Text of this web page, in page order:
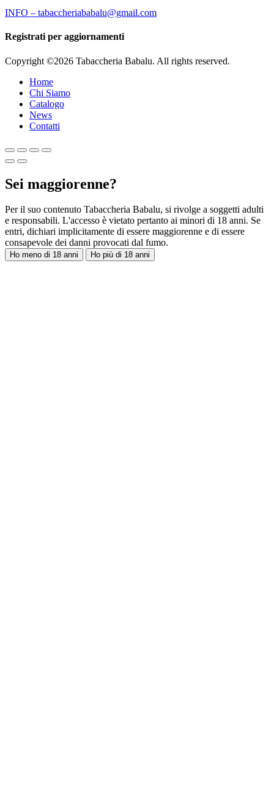
INFO – tabaccheriababalu@gmail.com
Registrati per aggiornamenti
Copyright ©2026 Tabaccheria Babalu. All rights reserved.
Home
Chi Siamo
Catalogo
News
Contatti
Sei maggiorenne?
Per il suo contenuto Tabaccheria Babalu, si rivolge a soggetti adulti
e responsabili. L'accesso è vietato pertanto ai minori di 18 anni. Se
entri, dichiari implicitamente di essere maggiorenne e di essere
consapevole dei danni provocati dal fumo.
Ho meno di 18 anni Ho più di 18 anni